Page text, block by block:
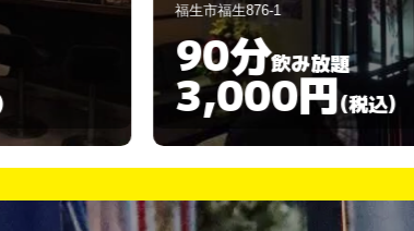
福生市福生891
60分飲み放題
3,000円(税込)